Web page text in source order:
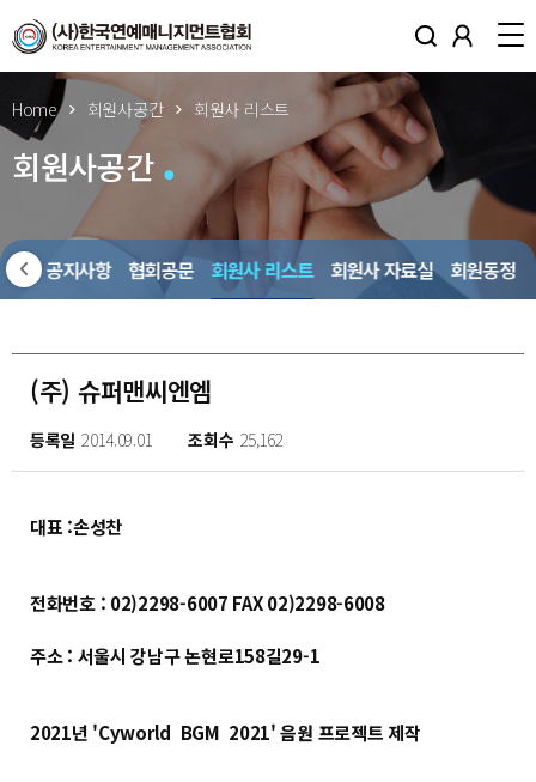
Home 회원사공간 회원사 리스트
회원사공간
원사 공지사항 협회공문 회원사 리스트 회원사 자료실 회원동정
(주) 슈퍼맨씨엔엠
등록일 2014.09.01 조회수 25,162
대표 :손성찬
전화번호 : 02)2298-6007 FAX 02)2298-6008
주소 : 서울시 강남구 논현로158길29-1
2021년 'Cyworld BGM 2021' 음원 프로젝트 제작